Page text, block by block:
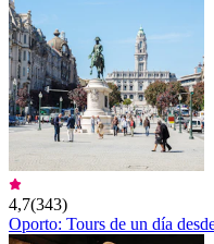
4,7(343)
Oporto: Tours de un día